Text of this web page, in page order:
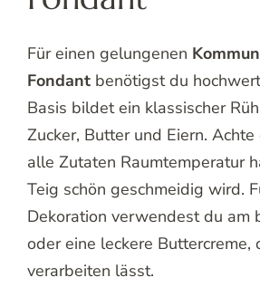
Für einen gelungenen
Fondant benötigst du
Basis bildet ein klassischer
Zucker, Butter und Eiern.
alle Zutaten Raumtemperatur
Teig schön geschmeidig wird.
Dekoration verwendest du am
oder eine leckere Buttercreme,
verarbeiten lässt.